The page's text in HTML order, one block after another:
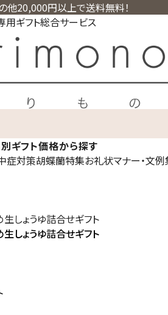
他20,000円以上で送料無料！
用ギフト総合サービス
ギフト価格から探す
症対策胡蝶蘭特集お礼状マナー・文
しょうゆ詰合せギフト
しょうゆ詰合せギフト